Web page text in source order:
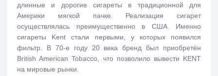
длинные и дорогие сигареты в традиционной для
Америки мягкой пачке. Реализация сигарет
осуществлялась преимущественно в США. Именно
сигареты Kent стали первыми, у которых появился
фильтр. В 70-е году 20 века бренд был приобретён
British American Tobacco, что позволило вывести KENT
на мировые рынки.